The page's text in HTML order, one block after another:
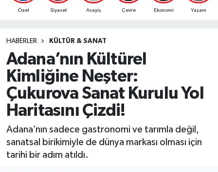
Özel Siyaset Asayiş Çevre Ekonomi Yaşam
HABERLER KÜLTÜR & SANAT
Adana’nın Kültürel
Kimliğine Neşter:
Çukurova Sanat Kurulu Yol
Haritasını Çizdi!
Adana’nın sadece gastronomi ve tarımla değil,
sanatsal birikimiyle de dünya markası olması için
tarihi bir adım atıldı.
Gündem
Haber Reklam
Magazin
Özel
Resmi İlanlar
Son Dakika Haberleri
Haber Arşivi